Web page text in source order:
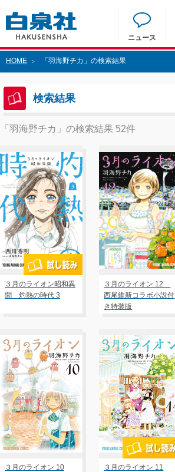
ニュース
HOME > 「羽海野チカ」の検索結果
検索結果
「羽海野チカ」の検索結果 52件
３月のライオン昭和異
聞 灼熱の時代 3
３月のライオン 12
西尾維新コラボ小説付
き特装版
３月のライオン 10
３月のライオン 11